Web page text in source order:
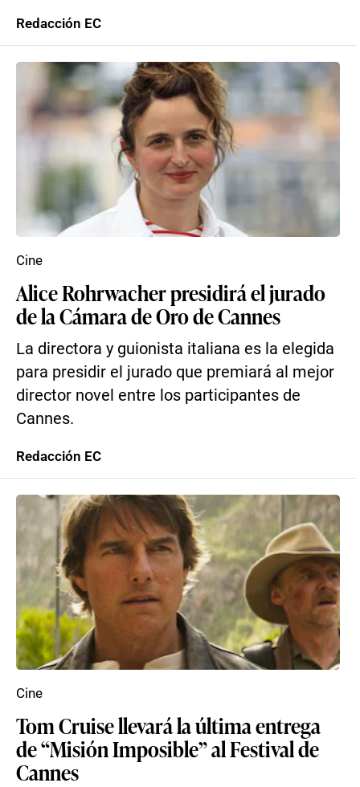
Redacción EC
Alice Rohrwacher presidirá el jurado
de la Cámara de Oro de Cannes
La directora y guionista italiana es la elegida
para presidir el jurado que premiará al mejor
director novel entre los participantes de
Cannes.
Cine
Redacción EC
Tom Cruise llevará la última entrega
de “Misión Imposible” al Festival de
Cannes
Cine